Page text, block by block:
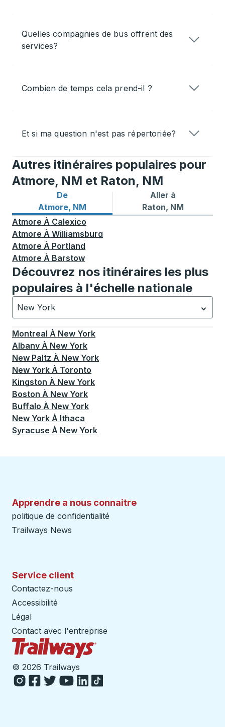
Quelles compagnies de bus offrent des
services?
Combien de temps cela prend-il ?
Et si ma question n'est pas répertoriée?
Autres itinéraires populaires pour
Atmore, NM et Raton, NM
De
Atmore, NM
Itinéraires de bus depuis Atmore, NM
Aller à
Raton, NM
Itinéraires de bus vers
Atmore À Calexico
Atmore À Williamsburg
Atmore À Portland
Atmore À Barstow
Découvrez nos itinéraires les plus
populaires à l'échelle nationale
New York
Actuellement sélectionné: New York.La sélection est
Montreal À New York
Albany À New York
New Paltz À New York
New York À Toronto
Kingston À New York
Boston À New York
Buffalo À New York
New York À Ithaca
Syracuse À New York
Apprendre a nous connaitre
politique de confidentialité
Trailways News
Service client
Contactez-nous
Accessibilité
Légal
Contact avec l'entreprise
© 2026 Trailways